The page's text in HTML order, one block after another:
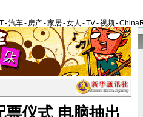
IT-汽车- 房产-家居-女人 -TV-视频-
仪式 电脑抽出